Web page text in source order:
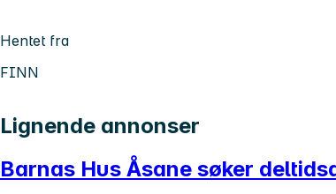
Hentet fra
FINN
Lignende annonser
Barnas Hus Åsane søker